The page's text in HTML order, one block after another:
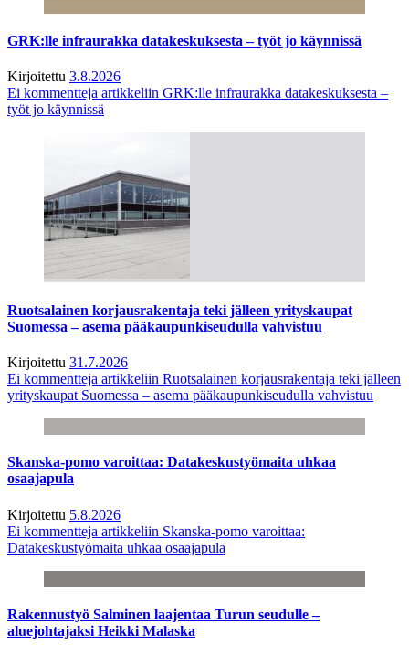
GRK:lle infraurakka datakeskuksesta – työt jo käynnissä
Kirjoitettu 3.8.2026
Ei kommentteja artikkeliin GRK:lle infraurakka datakeskuksesta –
työt jo käynnissä
Ruotsalainen korjausrakentaja teki jälleen yrityskaupat
Suomessa – asema pääkaupunkiseudulla vahvistuu
Kirjoitettu 31.7.2026
Ei kommentteja artikkeliin Ruotsalainen korjausrakentaja teki jälleen
yrityskaupat Suomessa – asema pääkaupunkiseudulla vahvistuu
Skanska-pomo varoittaa: Datakeskustyömaita uhkaa
osaajapula
Kirjoitettu 5.8.2026
Ei kommentteja artikkeliin Skanska-pomo varoittaa:
Datakeskustyömaita uhkaa osaajapula
Rakennustyö Salminen laajentaa Turun seudulle –
aluejohtajaksi Heikki Malaska